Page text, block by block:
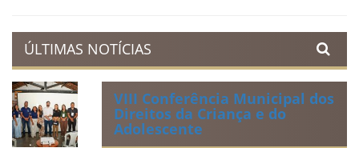
ÚLTIMAS NOTÍCIAS
VIII Conferência Municipal dos
Direitos da Criança e do
Adolescente